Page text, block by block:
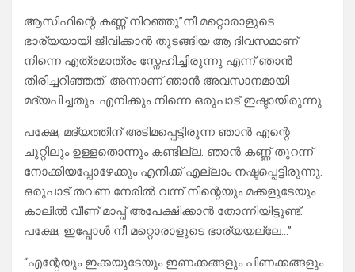
ആസിഫിന്റെ കണ്ണ് നിറഞ്ഞു”നീ മറ്റൊരാളുടെ
ഭാര്യയായി ജീവിക്കാൻ തുടങ്ങിയ ആ ദിവസമാണ്
നിന്നെ എത്രമാത്രം സ്നേഹിച്ചിരുന്നു എന്ന് ഞാൻ
തിരിച്ചറിഞ്ഞത്. അന്നാണ് ഞാൻ അവസാനമായി
മദ്യപിച്ചതും. എനിക്കും നിന്നെ ഒരുപാട് ഇഷ്ടായിരുന്നു.
പക്ഷേ, മദ്യത്തിന് അടിമപ്പെട്ടിരുന്ന ഞാൻ എന്റെ
ചുറ്റിലും ഉള്ളതൊന്നും കണ്ടില്ല. ഞാൻ കണ്ണ് തുറന്ന്
നോക്കിയപ്പോഴേക്കും എനിക്ക് എല്ലാം നഷ്ടപ്പെട്ടിരുന്നു.
ഒരുപാട് തവണ നേരിൽ വന്ന് നിന്റെയും മക്കളുടേയും
കാലിൽ വീണ് മാപ്പ് അപേക്ഷിക്കാൻ തോന്നിയിട്ടുണ്ട്.
പക്ഷേ, ഇപ്പോൾ നീ മറ്റൊരാളുടെ ഭാര്യയല്ലേ…”
“എന്റേയും ഇക്കയുടേയും ഇണക്കങ്ങളും പിണക്കങ്ങളും